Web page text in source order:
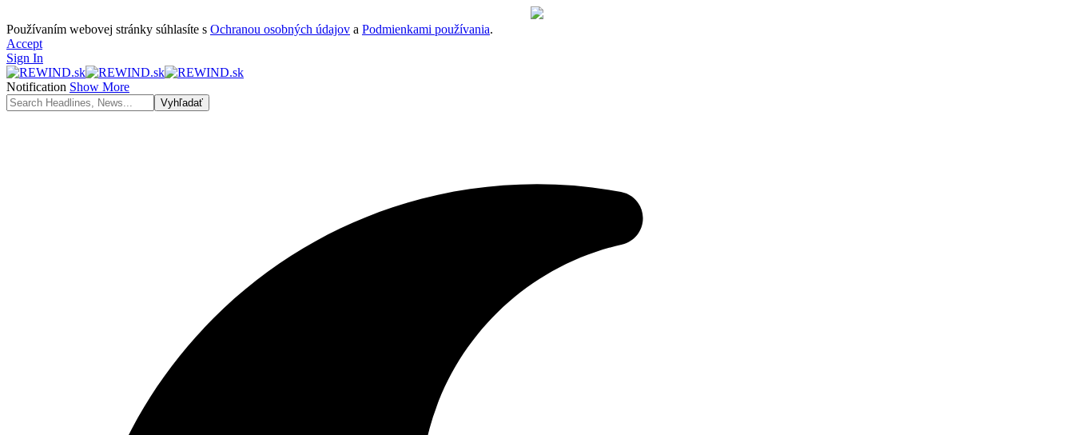
Používaním webovej stránky súhlasíte s Ochranou osobných údajov a Podmienkami používania.
Accept
Sign In
Notification Show More